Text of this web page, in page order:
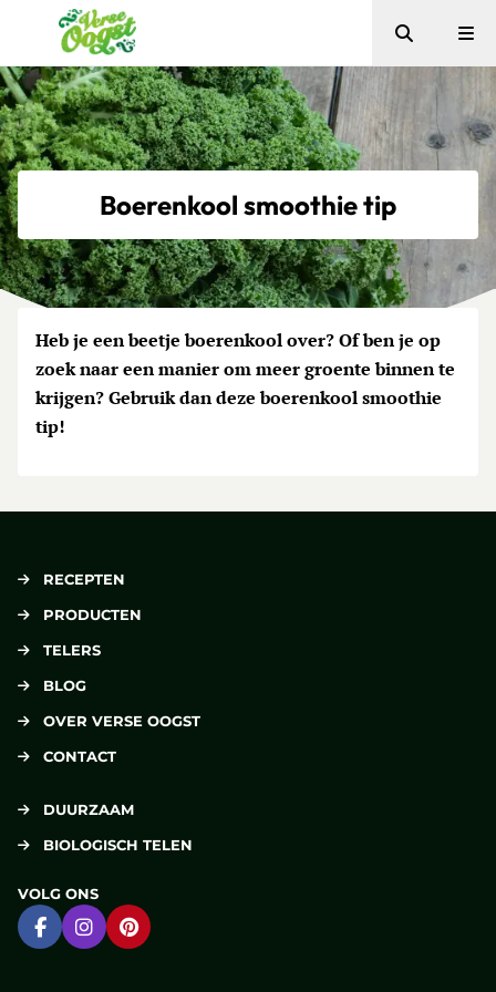
Verse Oogst
Zoeken
Boerenkool smoothie tip
Heb je een beetje boerenkool over? Of ben je op
zoek naar een manier om meer groente binnen te
krijgen? Gebruik dan deze boerenkool smoothie
tip!
RECEPTEN
PRODUCTEN
TELERS
BLOG
OVER VERSE OOGST
CONTACT
DUURZAAM
BIOLOGISCH TELEN
VOLG ONS
Ga naar Facebook
Ga naar Instagram
Ga naar Pinterest